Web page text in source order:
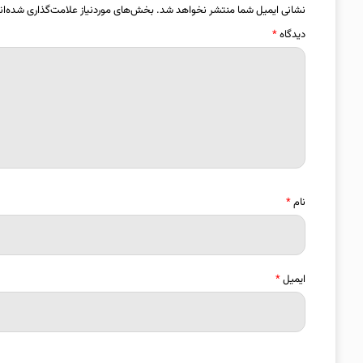
نشانی ایمیل شما منتشر نخواهد شد. بخش‌های موردنیاز علامت‌گذاری
دیدگاه*
نام*
ایمیل*